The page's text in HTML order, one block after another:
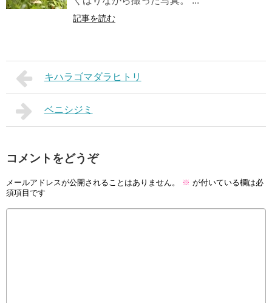
記事を読む
キハラゴマダラヒトリ
ベニシジミ
コメントをどうぞ
メールアドレスが公開されることはありません。 ※ が付いている欄は必
須項目です